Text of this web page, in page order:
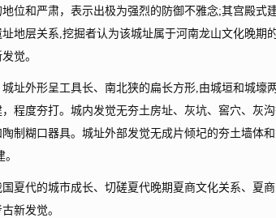
位和严肃，表示出极为强烈的防御不雅念;其宫殿式
地层关系,挖掘者认为该城址属于河南龙山文化晚期
觉。
外形呈工具长、南北狭的扁长方形,由城垣和城壕
程度夯打。城内发觉无夯土房址、灰坑、窖穴、灰
制糊口器具。城址外部发觉无成片倾圮的夯土墙体
代的城市成长、切磋夏代晚期夏商文化关系、夏商
新发觉。